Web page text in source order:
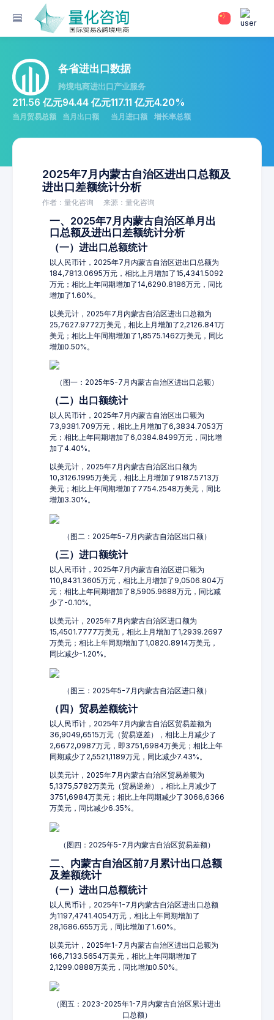
各省进出口数据
跨境电商进出口产业服务
211.56 亿元
当月贸易总额
94.44 亿元
当月出口额
117.11 亿元
当月进口额
4.20%
增长率总额
2025年7月内蒙古自治区进出口总额及
进出口差额统计分析
作者：量化咨询 来源：量化咨询
一、2025年7月内蒙古自治区单月出
口总额及进出口差额统计分析
（一）进出口总额统计
以人民币计，2025年7月内蒙古自治区进出口总额为
184,7813.0695万元，相比上月增加了15,4341.5092
万元；相比上年同期增加了14,6290.8186万元，同比
增加了1.60%。
以美元计，2025年7月内蒙古自治区进出口总额为
25,7627.9772万美元，相比上月增加了2,2126.841万
美元；相比上年同期增加了1,8575.1462万美元，同比
增加0.50%。
（图一：2025年5-7月内蒙古自治区进出口总额）
（二）出口额统计
以人民币计，2025年7月内蒙古自治区出口额为
73,9381.709万元，相比上月增加了6,3834.7053万
元；相比上年同期增加了6,0384.8499万元，同比增
加了4.40%。
以美元计，2025年7月内蒙古自治区出口额为
10,3126.1995万美元，相比上月增加了9187.5713万
美元；相比上年同期增加了7754.2548万美元，同比
增加3.30%。
（图二：2025年5-7月内蒙古自治区出口额）
（三）进口额统计
以人民币计，2025年7月内蒙古自治区进口额为
110,8431.3605万元，相比上月增加了9,0506.804万
元；相比上年同期增加了8,5905.9688万元，同比减
少了-0.10%。
以美元计，2025年7月内蒙古自治区进口额为
15,4501.7777万美元，相比上月增加了1,2939.2697
万美元；相比上年同期增加了1,0820.8914万美元，
同比减少-1.20%。
（图三：2025年5-7月内蒙古自治区进口额）
（四）贸易差额统计
以人民币计，2025年7月内蒙古自治区贸易差额为
36,9049,6515万元（贸易逆差），相比上月减少了
2,6672,0987万元，即3751,6984万美元；相比上年
同期减少了2,5521,1189万元，同比减少7.43%。
以美元计，2025年7月内蒙古自治区贸易差额为
5,1375,5782万美元（贸易逆差），相比上月减少了
3751,6984万美元；相比上年同期减少了3066,6366
万美元，同比减少6.35%。
（图四：2025年5-7月内蒙古自治区贸易差额）
二、内蒙古自治区前7月累计出口总额
及差额统计
（一）进出口总额统计
以人民币计，2025年1-7月内蒙古自治区进出口总额
为1197,4741.4054万元，相比上年同期增加了
28,1686.655万元，同比增加了1.60%。
以美元计，2025年1-7月内蒙古自治区进出口总额为
166,7133.5654万美元，相比上年同期增加了
2,1299.0888万美元，同比增加0.50%。
（图五：2023-2025年1-7月内蒙古自治区累计进出
口总额）